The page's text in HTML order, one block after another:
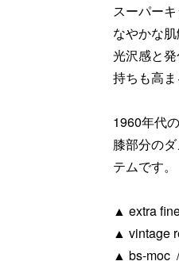
スーパー
なやかな肌
光沢感と
持ちも高ま
1960年代
膝部分の
テムです。
▲ extra
▲ vintage
▲ bs-moc